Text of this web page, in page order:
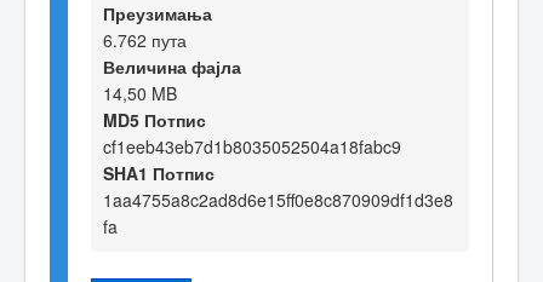
Преузимања
6.762 пута
Величина фајла
14,50 MB
MD5 Потпис
cf1eeb43eb7d1b8035052504a18fabc9
SHA1 Потпис
1aa4755a8c2ad8d6e15ff0e8c870909df1d3e8
fa